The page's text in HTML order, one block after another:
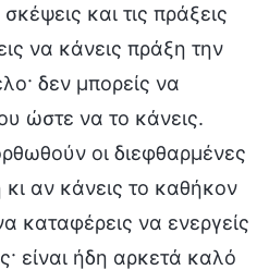
και τις πράξεις
να κάνεις πράξη την
δεν μπορείς να
ώστε να το κάνεις.
οι διεφθαρμένες
αν κάνεις το καθήκον
καταφέρεις να ενεργείς
είναι ήδη αρκετά καλό